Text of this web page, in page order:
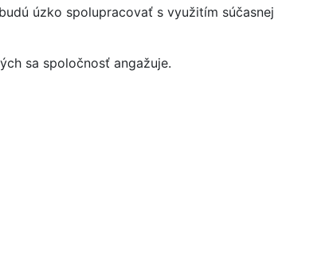
úzko spolupracovať s využitím súčasnej
sa spoločnosť angažuje.